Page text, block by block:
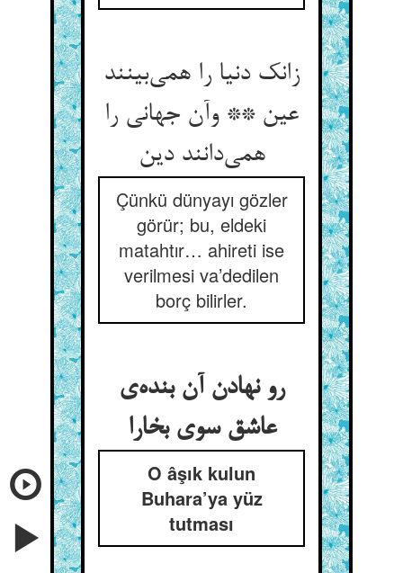
زانک دنیا را همی‌بینند
عین ** وآن جهانی را
همی‌دانند دین
Çünkü dünyayı gözler
görür; bu, eldeki
matahtır… ahireti ise
verilmesi va’dedilen
borç bilirler.
رو نهادن آن بنده‌ی
عاشق سوی بخارا
O âşık kulun
Buhara’ya yüz
tutması